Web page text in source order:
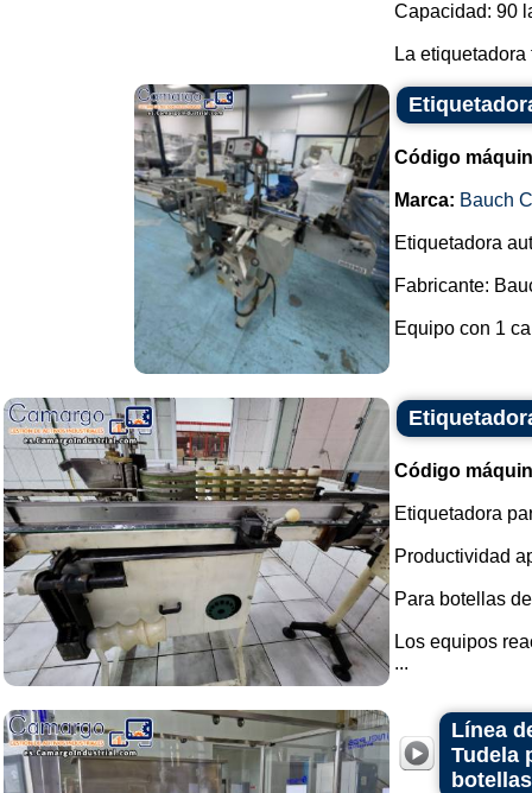
Capacidad: 90
La
Código
Marca: Bauch
Etiquetadora
Fabricante:
Equipo con 1
Código
Etiquetadora
Productividad
Para botellas
Los equipos
...
Línea
Tudela